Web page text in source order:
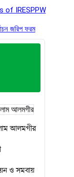
of IRESPPW
জরিপ ফরম
আলমগীর
ও সমবায়